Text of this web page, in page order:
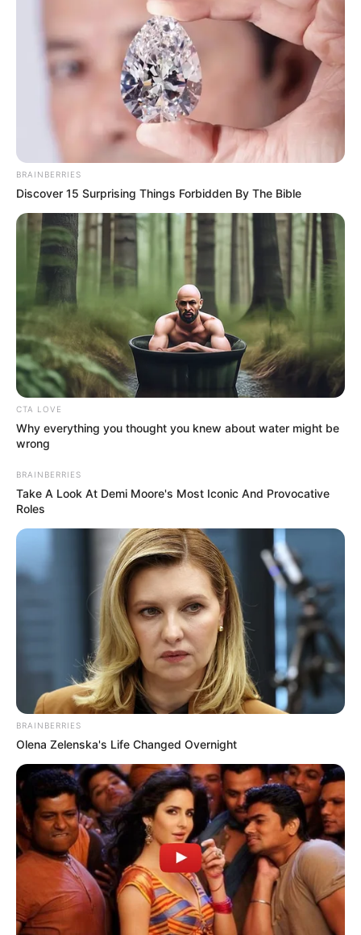
BRAINBERRIES
Discover 15 Surprising Things Forbidden By The Bible
CTA LOVE
Why everything you thought you knew about water might be
wrong
BRAINBERRIES
Take A Look At Demi Moore's Most Iconic And Provocative
Roles
BRAINBERRIES
Olena Zelenska's Life Changed Overnight